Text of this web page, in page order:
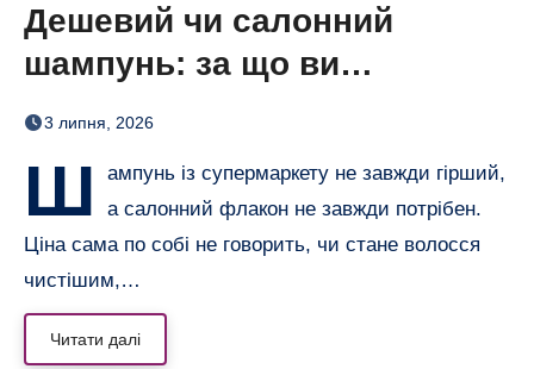
Дешевий чи салонний
шампунь: за що ви
насправді платите
3 липня, 2026
Ш
ампунь із супермаркету не завжди гірший,
а салонний флакон не завжди потрібен.
Ціна сама по собі не говорить, чи стане волосся
чистішим,…
Читати далі